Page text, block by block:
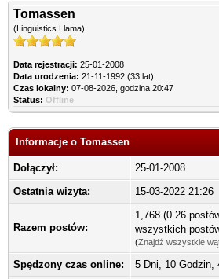
Tomassen
(Linguistics Llama)
Data rejestracji: 25-01-2008
Data urodzenia: 21-11-1992 (33 lat)
Czas lokalny: 07-08-2026, godzina 20:47
Status: Offline
Informacje o Tomassen
Dołączył:
25-01-2008
Ostatnia wizyta:
15-03-2022 21:26
Razem postów:
1,768 (0.26
wszystkich
(Znajdź wszystkie
Spędzony czas online:
5 Dni, 10 Godzin,